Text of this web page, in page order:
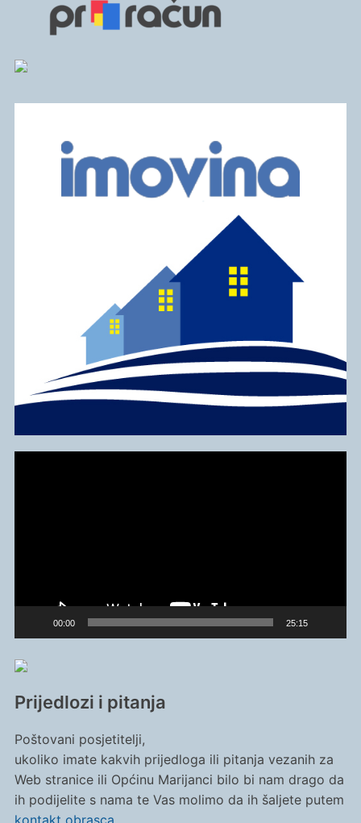
00:00 25:15
Prijedlozi i pitanja
Poštovani posjetitelji,
ukoliko imate kakvih prijedloga ili pitanja vezanih za
Web stranice ili Općinu Marijanci bilo bi nam drago da
ih podijelite s nama te Vas molimo da ih šaljete putem
kontakt obrasca